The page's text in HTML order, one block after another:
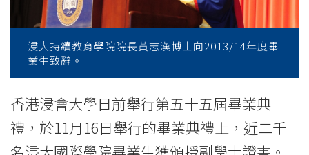
禮
二
千
名
浸大持續教育學院院長黃志漢博士向2013/14年度畢
業生致辭。
香港浸會大學日前舉行第五十五屆畢業典
禮，於11月16日舉行的畢業典禮上，近二千